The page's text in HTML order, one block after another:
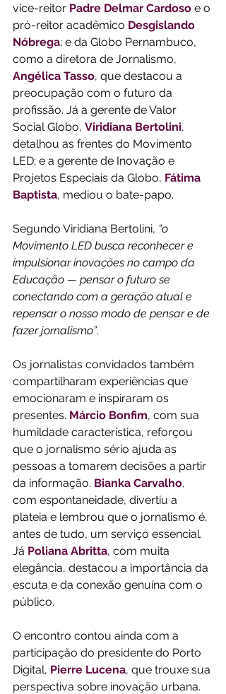
vice-reitor Padre Delmar Cardoso e o
pró-reitor acadêmico Desgislando
Nóbrega; e da Globo Pernambuco,
como a diretora de Jornalismo,
Angélica Tasso, que destacou a
preocupação com o futuro da
profissão. Já a gerente de Valor
Social Globo, Viridiana Bertolini,
detalhou as frentes do Movimento
LED; e a gerente de Inovação e
Projetos Especiais da Globo, Fátima
Baptista, mediou o bate-papo.
Segundo Viridiana Bertolini, “o
Movimento LED busca reconhecer e
impulsionar inovações no campo da
Educação — pensar o futuro se
conectando com a geração atual e
repensar o nosso modo de pensar e de
fazer jornalismo”.
Os jornalistas convidados também
compartilharam experiências que
emocionaram e inspiraram os
presentes. Márcio Bonfim, com sua
humildade característica, reforçou
que o jornalismo sério ajuda as
pessoas a tomarem decisões a partir
da informação. Bianka Carvalho,
com espontaneidade, divertiu a
plateia e lembrou que o jornalismo é,
antes de tudo, um serviço essencial.
Já Poliana Abritta, com muita
elegância, destacou a importância da
escuta e da conexão genuína com o
público.
O encontro contou ainda com a
participação do presidente do Porto
Digital, Pierre Lucena, que trouxe sua
perspectiva sobre inovação urbana.